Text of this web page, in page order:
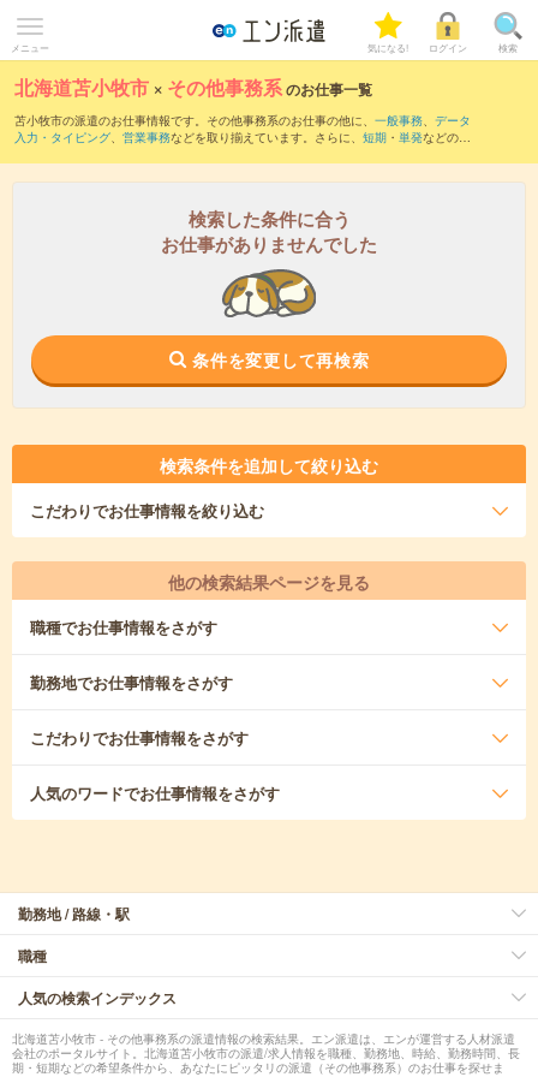
メニュー 気になる! ログイン 検索
北海道苫小牧市 × その他事務系のお仕事一覧
苫小牧市の派遣のお仕事情報です。その他事務系のお仕事の他に、 一般事務、 データ
入力・タイピング、 営業事務などを取り揃えています。さらに、 短期 ・ 単発などの期
検索した条件に合う
お仕事がありませんでした
条件を変更して再検索
検索条件を追加して絞り込む
こだわりでお仕事情報を絞り込む
他の検索結果ページを見る
職種でお仕事情報をさがす
勤務地でお仕事情報をさがす
こだわりでお仕事情報をさがす
人気のワードでお仕事情報をさがす
勤務地 / 路線・駅
職種
人気の検索インデックス
北海道苫小牧市 - その他事務系の派遣情報の検索結果。エン派遣は、エンが運営する人材派遣
会社のポータルサイト。北海道苫小牧市の派遣/求人情報を職種、勤務地、時給、勤務時間、長
期・短期などの希望条件から、あなたにピッタリの派遣（その他事務系）のお仕事を探せま